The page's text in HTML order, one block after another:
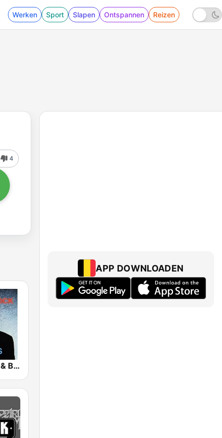
Werken Sport Slapen Ontspannen Reizen
4
Classic Rock & Blues
APP DOWNLOADEN